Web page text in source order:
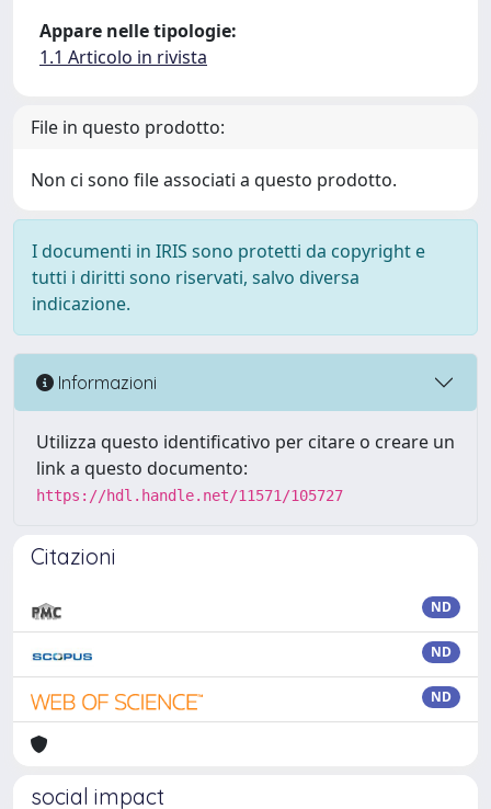
Appare nelle tipologie:
1.1 Articolo in rivista
File in questo prodotto:
Non ci sono file associati a questo prodotto.
I documenti in IRIS sono protetti da copyright e
tutti i diritti sono riservati, salvo diversa
indicazione.
Informazioni
Utilizza questo identificativo per citare o creare un
link a questo documento:
https://hdl.handle.net/11571/105727
Citazioni
ND
ND
ND
social impact